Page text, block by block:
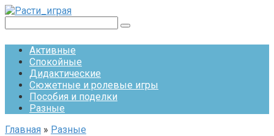
Перейти
контенту
Активные
Спокойные
Дидактические
Сюжетные и ролевые игры
Пособия и поделки
Разные
Главная » Разные